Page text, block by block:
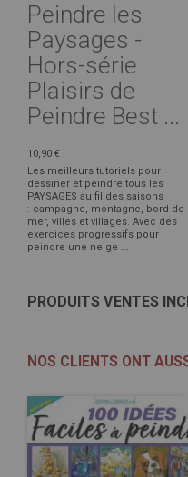
Peindre les
Paysages -
Hors-série
Plaisirs de
Peindre Best ...
10,90 €
Les meilleurs tutoriels pour
dessiner et peindre tous les
PAYSAGES au fil des saisons
: campagne, montagne, bord de
mer, villes et villages. Avec des
exercices progressifs pour
peindre une neige ...
PRODUITS VENTES
NOS CLIENTS ONT